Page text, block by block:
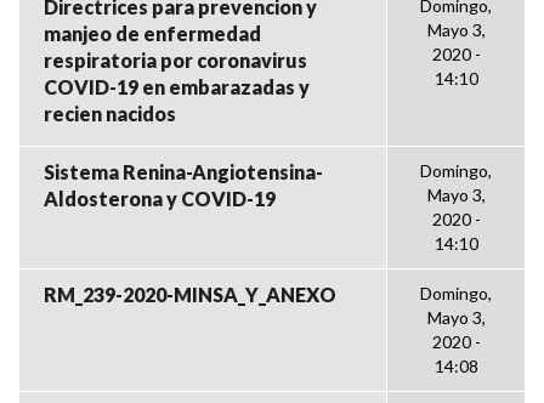
Directrices para prevencion y
manjeo de enfermedad
respiratoria por coronavirus
COVID-19 en embarazadas y
recien nacidos
Domingo,
Mayo 3,
2020 -
14:10
Sistema Renina-Angiotensina-
Aldosterona y COVID-19
Domingo,
Mayo 3,
2020 -
14:10
RM_239-2020-MINSA_Y_ANEXO
Domingo,
Mayo 3,
2020 -
14:08